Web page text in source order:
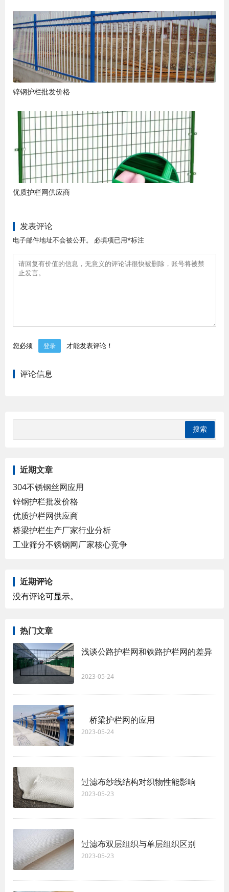
锌钢护栏批发价格
优质护栏网供应商
发表评论
电子邮件地址不会被公开。 必填项已用*标注
您必须 登录 才能发表评论！
评论信息
近期文章
304不锈钢丝网应用
锌钢护栏批发价格
优质护栏网供应商
桥梁护栏生产厂家行业分析
工业筛分不锈钢网厂家核心竞争
近期评论
没有评论可显示。
热门文章
浅谈公路护栏网和铁路护栏网的差异
2023-05-24
桥梁护栏网的应用
2023-05-24
过滤布纱线结构对织物性能影响
2023-05-23
过滤布双层组织与单层组织区别
2023-05-23